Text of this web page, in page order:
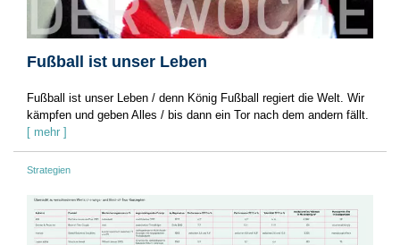
Fußball ist unser Leben
Fußball ist unser Leben / denn König Fußball regiert die Welt. Wir
kämpfen und geben Alles / bis dann ein Tor nach dem andern fällt.
[ mehr ]
Strategien